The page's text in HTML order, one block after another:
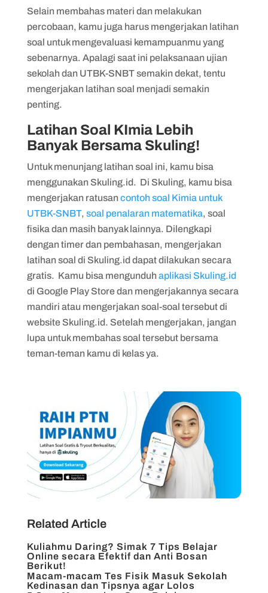
Selain membahas materi dan melakukan
percobaan, kamu juga harus mengerjakan latihan
soal untuk mengevaluasi kemampuanmu yang
sebenarnya. Apalagi saat ini pelaksanaan ujian
sekolah dan UTBK-SNBT semakin dekat, tentu
mengerjakan latihan soal menjadi semakin
penting.
Latihan Soal KImia Lebih
Banyak Bersama Skuling!
Untuk menunjang latihan soal ini, kamu bisa
menggunakan Skuling.id. Di Skuling, kamu bisa
mengerjakan ratusancontoh soal Kimia untuk
UTBK-SNBT, soal penalaran matematika, soal
fisika dan masih banyak lainnya. Dilengkapi
dengan timer dan pembahasan, mengerjakan
latihan soal di Skuling.id dapat dilakukan secara
gratis. Kamu bisa mengunduhaplikasi Skuling.id
di Google Play Store dan mengerjakannya secara
mandiri atau mengerjakan soal-soal tersebut di
website Skuling.id. Setelah mengerjakan, jangan
lupa untuk membahas soal tersebut bersama
teman-teman kamu di kelas ya.
Related Article
Kuliahmu Daring? Simak 7 Tips Belajar
Online secara Efektif dan Anti Bosan
Berikut!
Macam-macam Tes Fisik Masuk Sekolah
Kedinasan dan Tipsnya agar Lolos